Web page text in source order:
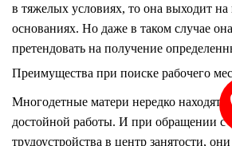
в тяжелых условиях, то она выходит
основаниях. Но даже в таком случае
претендовать на получение
Преимущества при поиске рабочего
Многодетные матери нередко
достойной работы. И при обращении с
трудоустройства в центр занятости,